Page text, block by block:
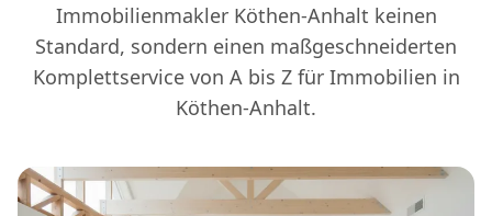
Immobilienmakler Köthen-Anhalt keinen
Standard, sondern einen maßgeschneiderten
Komplettservice von A bis Z für Immobilien in
Köthen-Anhalt.